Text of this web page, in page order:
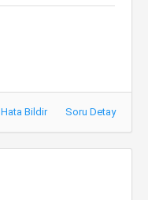
Hata Bildir Soru Detay